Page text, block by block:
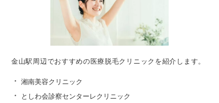
金山駅周辺でおすすめの医療脱毛クリニックを紹介します。
湘南美容クリニック
としわ会診察センターレクリニック